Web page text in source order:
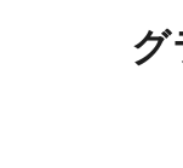
グ